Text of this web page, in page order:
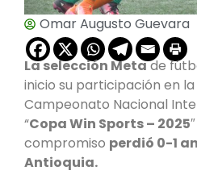
Omar Augusto Guevara
La selección Metade
inicio su participación en
Campeonato Nacional
“Copa Win Sports – 2025
compromiso perdió 0-1
Antioquia.